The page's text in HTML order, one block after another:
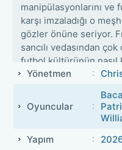
manipülasyonlarını ve
karşı imzaladığı o
gözler önüne seriyor.
sancılı vedasından
futbol kültürünün nasıl
sürükleyici spor
Yönetmen
Oyuncular
Yapım